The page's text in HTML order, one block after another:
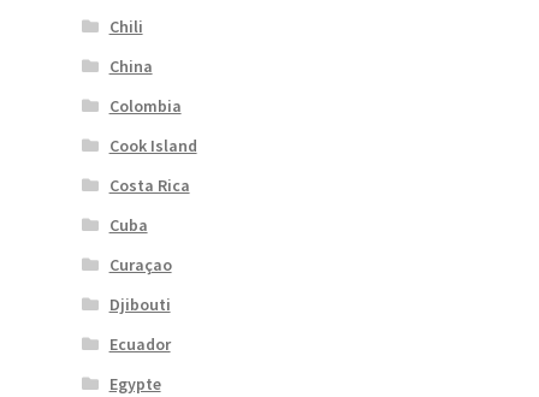
Chili
China
Colombia
Cook Island
Costa Rica
Cuba
Curaçao
Djibouti
Ecuador
Egypte